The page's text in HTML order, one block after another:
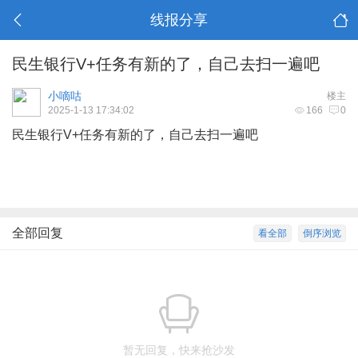
线报分享
民生银行V+任务有新的了，自己去扫一遍吧
楼主
小嘀咕
166 0
2025-1-13 17:34:02
民生银行V+任务有新的了，自己去扫一遍吧
倒序浏览
看全部
全部回复
暂无回复，快来抢沙发